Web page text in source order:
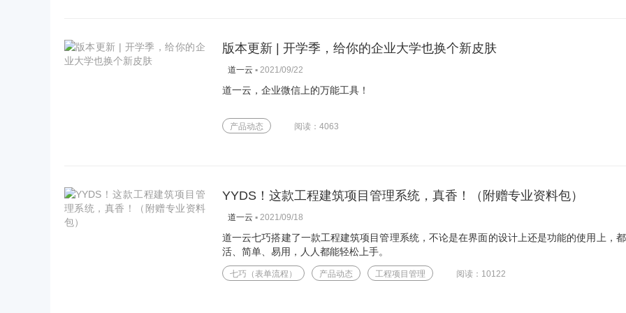
版本更新 | 开学季，给你的企业大学也换个新皮肤
道一云 ▪ 2021/09/22
道一云，企业微信上的万能工具！
产品动态 阅读：4063
YYDS！这款工程建筑项目管理系统，真香！（附赠专业资料包）
道一云 ▪ 2021/09/18
道一云七巧搭建了一款工程建筑项目管理系统，不论是在界面的设计上还是功能的使用上，
活、简单、易用，人人都能轻松上手。
七巧（表单流程） 产品动态 工程项目管理 阅读：10122